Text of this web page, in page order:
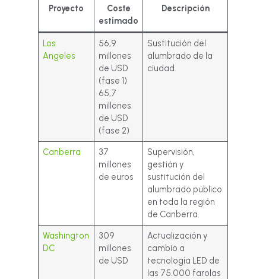
Proyecto
Coste
estimado
Descripción
Los
Angeles
56,9
millones
de USD
(fase 1)
65,7
millones
de USD
(fase 2)
Sustitución del
alumbrado de la
ciudad.
Canberra
37
millones
de euros
Supervisión,
gestión y
sustitución del
alumbrado público
en toda la región
de Canberra.
Washington
DC
309
millones
de USD
Actualización y
cambio a
tecnología LED de
las 75.000 farolas